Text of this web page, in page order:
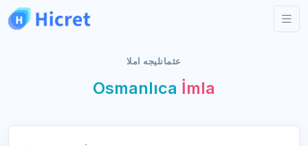
عثمانليجه املا
Osmanlıca İmla